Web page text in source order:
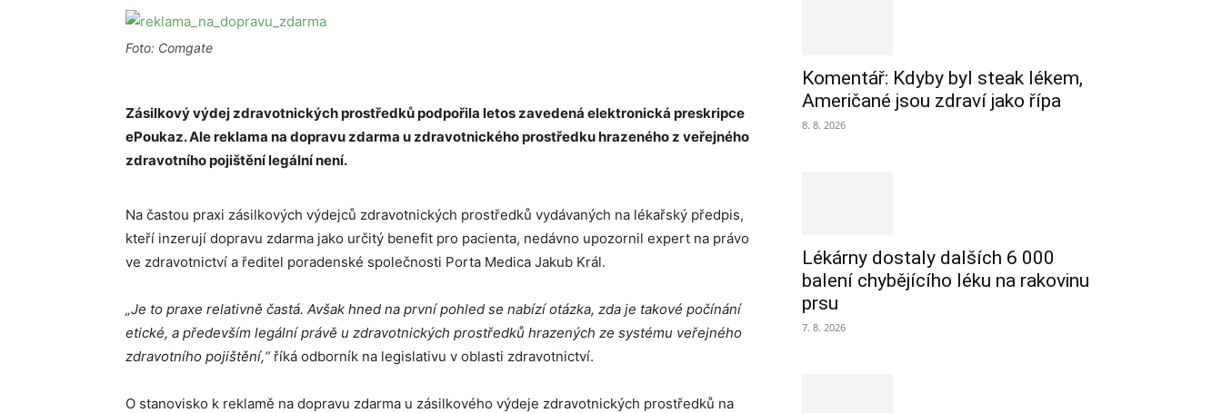
Foto: Comgate
Zásilkový výdej zdravotnických prostředků podpořila letos zavedená elektronická preskripce
ePoukaz. Ale reklama na dopravu zdarma u zdravotnického prostředku hrazeného z veřejného
zdravotního pojištění legální není.
Na častou praxi zásilkových výdejců zdravotnických prostředků vydávaných na lékařský předpis,
kteří inzerují dopravu zdarma jako určitý benefit pro pacienta, nedávno upozornil expert na právo
ve zdravotnictví a ředitel poradenské společnosti Porta Medica Jakub Král.
„Je to praxe relativně častá. Avšak hned na první pohled se nabízí otázka, zda je takové počínání
etické, a především legální právě u zdravotnických prostředků hrazených ze systému veřejného
zdravotního pojištění,“ říká odborník na legislativu v oblasti zdravotnictví.
O stanovisko k reklamě na dopravu zdarma u zásilkového výdeje zdravotnických prostředků na
Komentář: Kdyby byl steak lékem,
Američané jsou zdraví jako řípa
8. 8. 2026
Lékárny dostaly dalších 6 000
balení chybějícího léku na rakovinu
prsu
7. 8. 2026